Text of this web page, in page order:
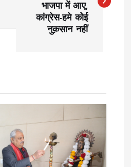
भाजपा में आए,
कांग्रेस-हमे कोई
नुक़सान नहीं